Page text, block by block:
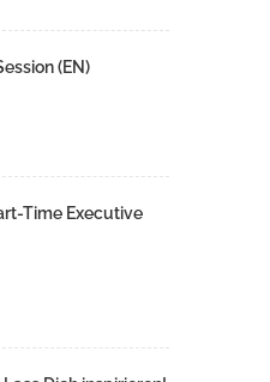
(EN)
Time Executive